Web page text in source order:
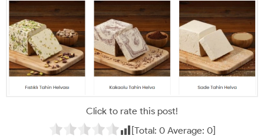
Click to rate this post!
[Total: 0Average: 0]